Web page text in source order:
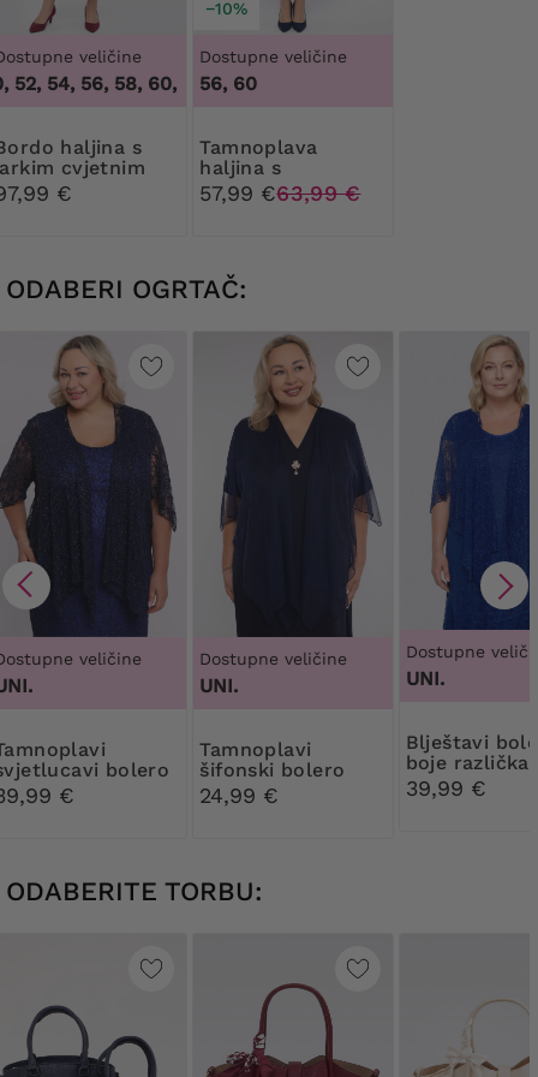
veličine
54, 56, 58, 60, 62, 64, 48, 50, 52, 54, 56, 58, 60, 62, 64
s
cvjetnim
dijelom
€
−10%
Dostupne veličine
56, 60
Tamnoplava
haljina s
ružičastim
cvjetnim donjim
57,99 €63,99 €
ODABERI OGRTAČ:
veličine
bolero
€
Dostupne veličine
UNI.
Tamnoplavi
šifonski bolero
24,99 €
Dostupne
UNI.
Blještavi bolero
boje različka
39,99 €
ODABERITE TORBU: